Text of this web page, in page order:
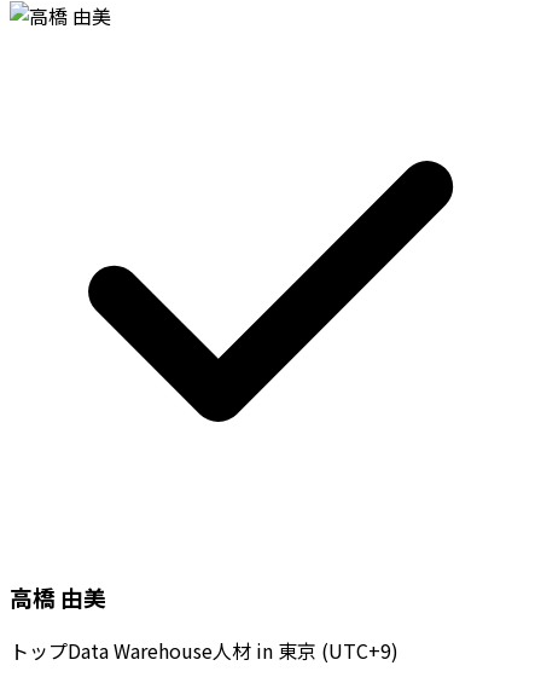
高橋 由美
トップData Warehouse人材 in 東京 (UTC+9)